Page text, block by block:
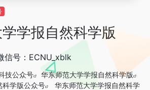
学报自然科学版
信号：ECNU_xblk
技公众号
华东师范大学学报自然科学版
科学版公众号
华东师范大学学报自然科学